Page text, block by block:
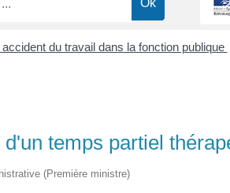
du travail dans la fonction publique
temps partiel
(Première ministre)